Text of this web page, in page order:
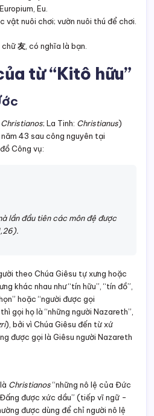
Eu.
vật nuôi chơi; vườn nuôi thú để chơi.
chữ友, có nghĩa là bạn.
từ “Kitô hữu”
Christianos; La Tinh: Christianus)
43 sau công nguyên tại
Công vụ:
lần đầu tiên các môn đệ được
theo Chúa Giêsu tự xưng hoặc
khác nhau như “tín hữu”, “tín đồ”,
hoặc “người được gọi
gọi họ là “những người Nazareth”,
), bởi vì Chúa Giêsu đến từ xứ
được gọi là Giêsu người Nazareth
Christianos“những nô lệ của Đức
được xức dầu” (tiếp vĩ ngữ -
được dùng để chỉ người nô lệ